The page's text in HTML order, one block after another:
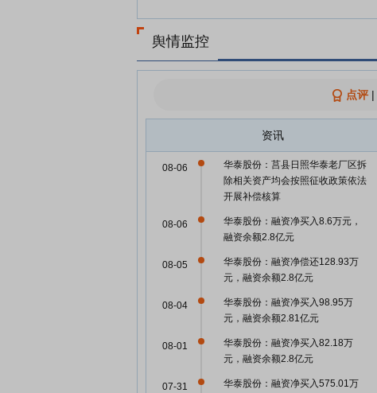
舆情监控
点评|
资讯
华泰股份：莒县日照华泰老厂区拆
除相关资产均会按照征收政策依法
开展补偿核算
08-06
华泰股份：融资净买入8.6万元，
融资余额2.8亿元
08-06
华泰股份：融资净偿还128.93万
元，融资余额2.8亿元
08-05
华泰股份：融资净买入98.95万
元，融资余额2.81亿元
08-04
华泰股份：融资净买入82.18万
元，融资余额2.8亿元
08-01
华泰股份：融资净买入575.01万
07-31